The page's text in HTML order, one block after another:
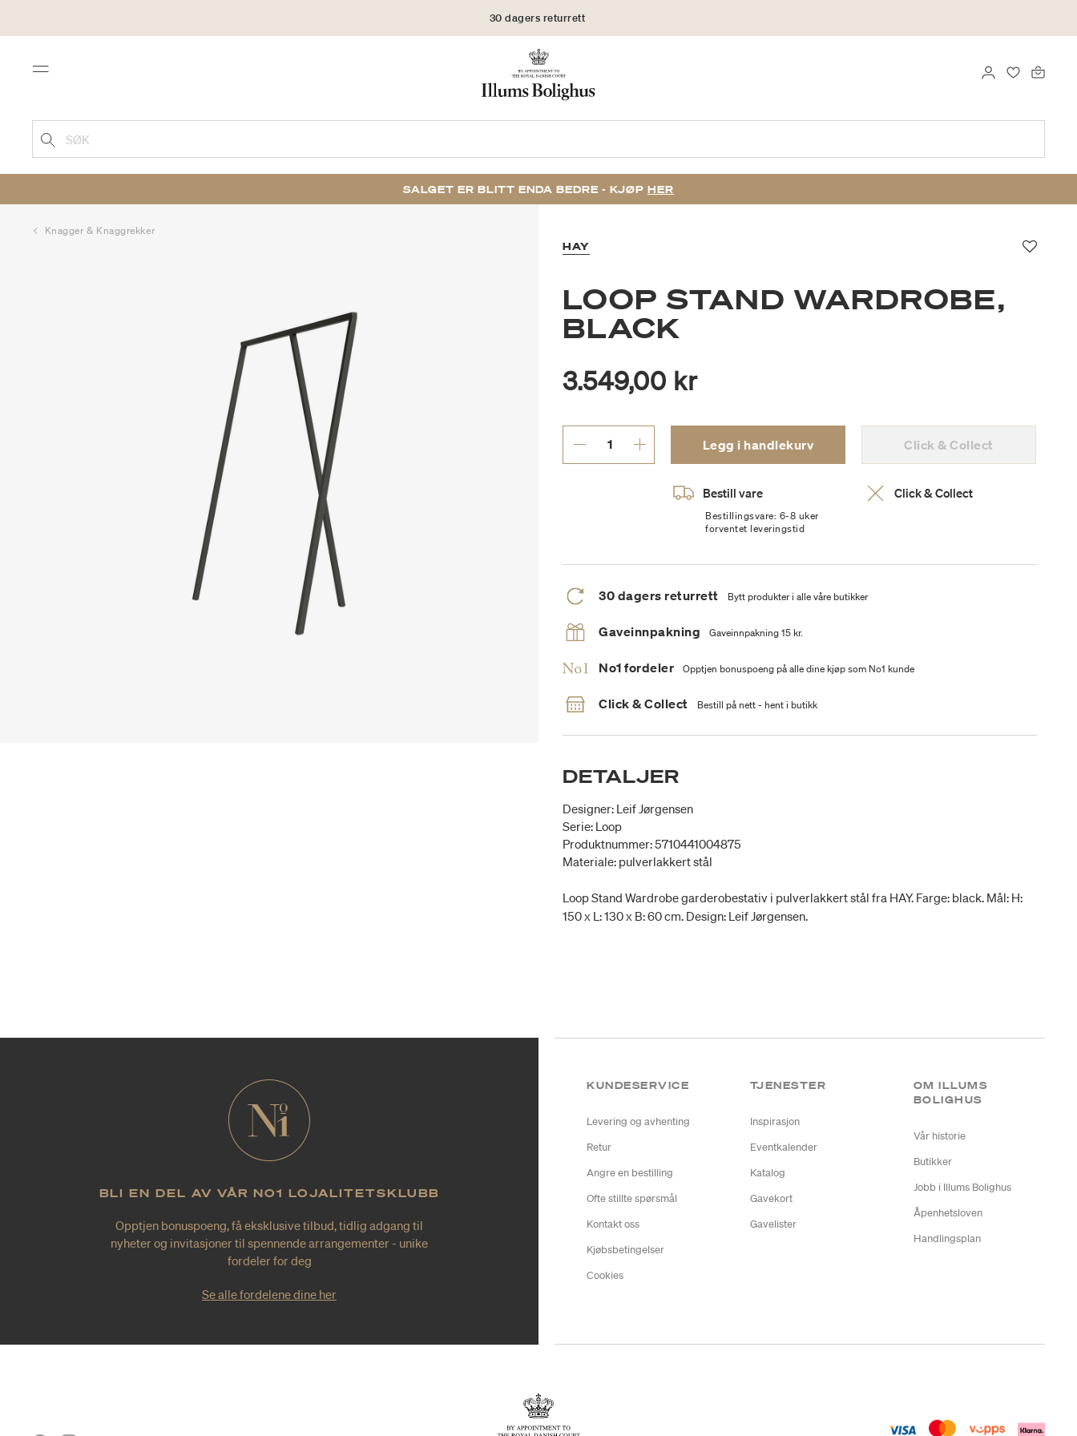
30 dagers returrett
Menu LOGG INN
SØK
SALGET ER BLITT ENDA BEDRE - KJØP HER
Knagger & Knaggrekker
HAY
LOOP STAND WARDROBE,
BLACK
3.549,00 kr
Legg i handlekurv Click & Collect
Bestill vare
Bestillingsvare: 6-8 uker
forventet leveringstid
Click & Collect
30 dagers returrett Bytt produkter i alle våre butikker
Gaveinnpakning Gaveinnpakning 15 kr.
No1 fordeler Opptjen bonuspoeng på alle dine kjøp som No1 kunde
Click & Collect Bestill på nett - hent i butikk
DETALJER
Designer: Leif Jørgensen
Serie: Loop
Produktnummer: 5710441004875
Materiale: pulverlakkert stål
Loop Stand Wardrobe garderobestativ i pulverlakkert stål fra HAY. Farge: black. Mål: H:
150 x L: 130 x B: 60 cm. Design: Leif Jørgensen.
BLI EN DEL AV VÅR NO1 LOJALITETSKLUBB
Opptjen bonuspoeng, få eksklusive tilbud, tidlig adgang til
nyheter og invitasjoner til spennende arrangementer - unike
fordeler for deg
Se alle fordelene dine her
KUNDESERVICE
Levering og avhenting
Retur
Angre en bestilling
Ofte stillte spørsmål
Kontakt oss
Kjøbsbetingelser
Cookies
TJENESTER
Inspirasjon
Eventkalender
Katalog
Gavekort
Gavelister
OM ILLUMS
BOLIGHUS
Vår historie
Butikker
Jobb i Illums Bolighus
Åpenhetsloven
Handlingsplan